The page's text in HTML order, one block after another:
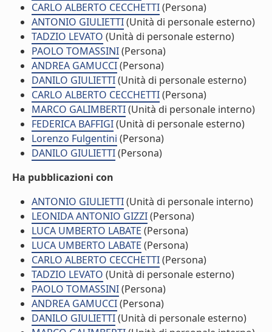
CARLO ALBERTO CECCHETTI(Persona)
ANTONIO GIULIETTI(Unità di personale esterno)
TADZIO LEVATO (Unità di personale esterno)
PAOLO TOMASSINI(Persona)
ANDREA GAMUCCI(Persona)
DANILO GIULIETTI(Unità di personale esterno)
CARLO ALBERTO CECCHETTI(Persona)
MARCO GALIMBERTI(Unità di personale interno)
FEDERICA BAFFIGI(Unità di personale esterno)
Lorenzo Fulgentini (Persona)
DANILO GIULIETTI(Persona)
Ha pubblicazioni con
ANTONIO GIULIETTI(Unità di personale interno)
LEONIDA ANTONIO GIZZI(Persona)
LUCA UMBERTO LABATE (Persona)
LUCA UMBERTO LABATE (Persona)
CARLO ALBERTO CECCHETTI(Persona)
TADZIO LEVATO (Unità di personale esterno)
PAOLO TOMASSINI(Persona)
ANDREA GAMUCCI(Persona)
DANILO GIULIETTI(Unità di personale esterno)